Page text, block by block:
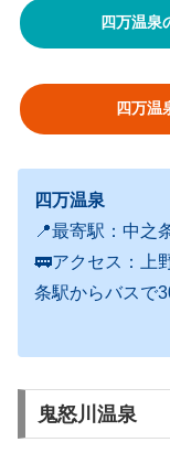
四万温泉
四万温
四万温泉
📍最寄駅：中之
🚃アクセス：上
条駅からバスで
鬼怒川温泉